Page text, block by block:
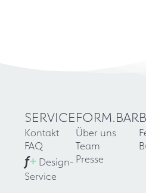
SERVICE
Kontakt
FAQ
f+ Design-
Service
FORM.BAR
Über uns
Team
Presse